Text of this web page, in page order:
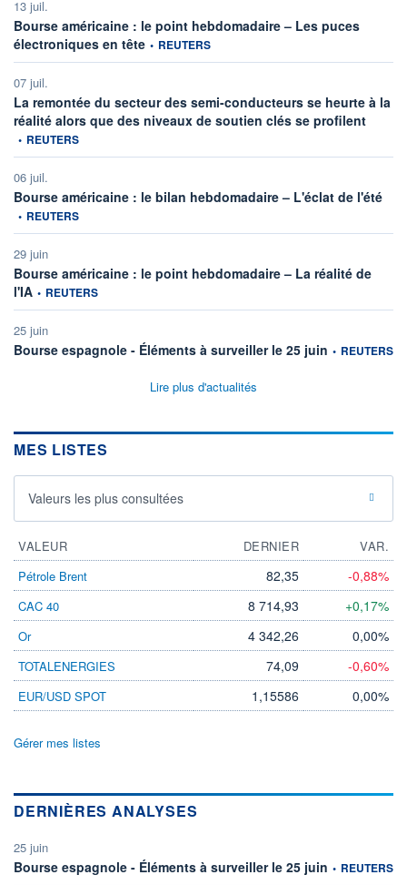
13 juil.
Bourse américaine : le point hebdomadaire – Les puces
électroniques en tête information fournie par
• REUTERS
07 juil.
La remontée du secteur des semi-conducteurs se heurte à la
réalité alors que des niveaux de soutien clés se profilent
• REUTERS
06 juil.
Bourse américaine : le bilan hebdomadaire – L'éclat de l'été
• REUTERS
29 juin
Bourse américaine : le point hebdomadaire – La réalité de
l'IA information fournie par
• REUTERS
25 juin
Bourse espagnole - Éléments à surveiller le 25 juin information
• REUTERS
Lire plus d'actualités
MES LISTES
Valeurs les plus consultées
VALEUR DERNIER
VAR.
Pétrole Brent
82,35 -0,88%
CAC 40 8 714,93 +0,17%
Or 4 342,26 0,00%
TOTALENERGIES 74,09 -0,60%
EUR/USD SPOT 1,15586 0,00%
Gérer mes listes
DERNIÈRES ANALYSES
25 juin
Bourse espagnole - Éléments à surveiller le 25 juin information
• REUTERS